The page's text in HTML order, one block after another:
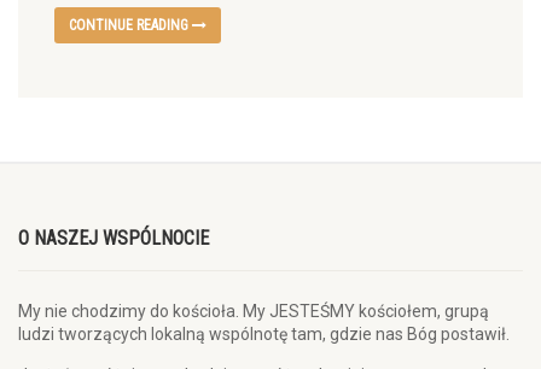
CONTINUE READING
O NASZEJ WSPÓLNOCIE
My nie chodzimy do kościoła. My JESTEŚMY kościołem, grupą
ludzi tworzących lokalną wspólnotę tam, gdzie nas Bóg postawił.